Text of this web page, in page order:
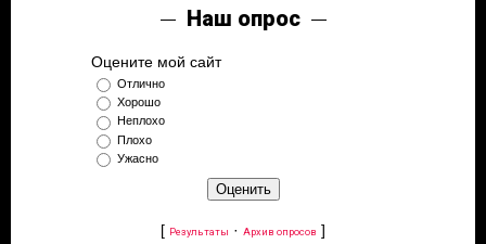
Наш опрос
Оцените мой сайт
Отлично
Хорошо
Неплохо
Плохо
Ужасно
[ Результаты · Архив опросов ]